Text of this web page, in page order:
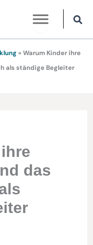
» Warum Kinder ihre
als ständige Begleiter
das